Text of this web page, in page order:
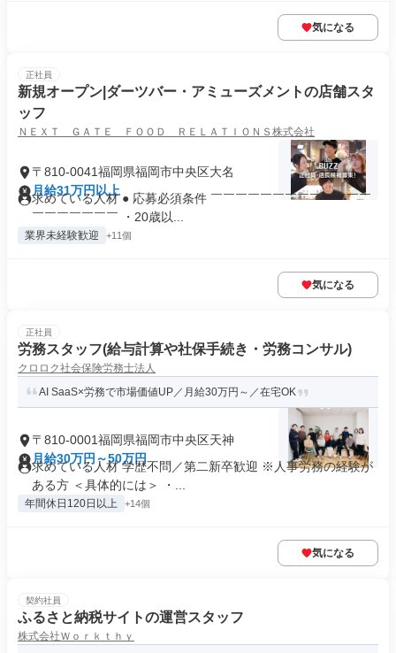
気になる
正社員
新規オープン|ダーツバー・アミューズメントの店舗スタ
ッフ
ＮＥＸＴ ＧＡＴＥ ＦＯＯＤ ＲＥＬＡＴＩＯＮＳ株式会社
〒810-0041福岡県福岡市中央区大名
月給31万円以上
求めている人材 ● 応募必須条件 ￣￣￣￣￣￣￣￣￣￣￣￣￣
￣￣￣￣￣￣￣ ・20歳以...
業界未経験歓迎 +11個
気になる
正社員
労務スタッフ(給与計算や社保手続き・労務コンサル)
クロロク社会保険労務士法人
AI SaaS×労務で市場価値UP／月給30万円～／在宅OK
〒810-0001福岡県福岡市中央区天神
月給30万円～50万円
求めている人材 学歴不問／第二新卒歓迎 ※人事労務の経験が
ある方 ＜具体的には＞ ・...
年間休日120日以上 +14個
気になる
契約社員
ふるさと納税サイトの運営スタッフ
株式会社Ｗｏｒｋｔｈｙ